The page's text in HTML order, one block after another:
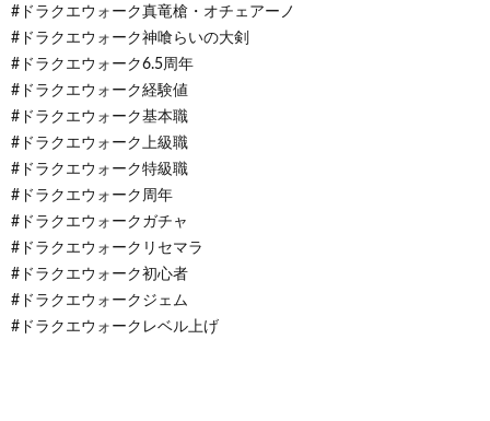
#ドラクエウォーク真竜槍・オチェアーノ
#ドラクエウォーク神喰らいの大剣
#ドラクエウォーク6.5周年
#ドラクエウォーク経験値
#ドラクエウォーク基本職
#ドラクエウォーク上級職
#ドラクエウォーク特級職
#ドラクエウォーク周年
#ドラクエウォークガチャ
#ドラクエウォークリセマラ
#ドラクエウォーク初心者
#ドラクエウォークジェム
#ドラクエウォークレベル上げ